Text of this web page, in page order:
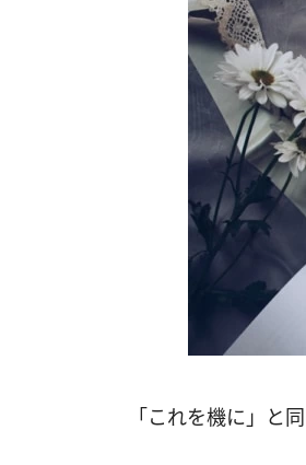
「これを機に」と